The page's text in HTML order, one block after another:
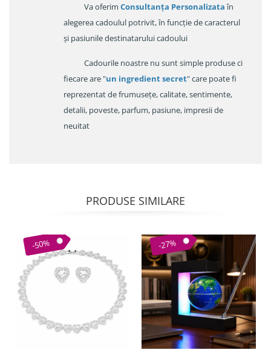
Va oferim Consultanța Personalizataîn
alegerea cadoulul potrivit, în funcție de caracterul
și pasiunile destinatarului cadoului
Cadourile noastre nu sunt simple produse ci
fiecare are "un ingredient secret" care poate fi
reprezentat de frumusețe, calitate, sentimente,
detalii, poveste, parfum, pasiune, impresii de
neuitat
PRODUSE SIMILARE
-50% -27%